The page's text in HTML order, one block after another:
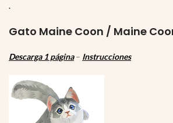
.
Gato Maine Coon / Maine
Descarga 1 página– Instrucciones